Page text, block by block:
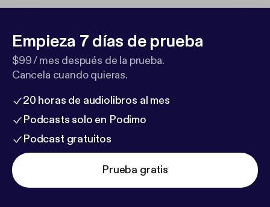
Empieza 7 días de prueba
$99 / mes después de la prueba.
Cancela cuando quieras.
20 horas de audiolibros al mes
Podcasts solo en Podimo
Podcast gratuitos
Prueba gratis